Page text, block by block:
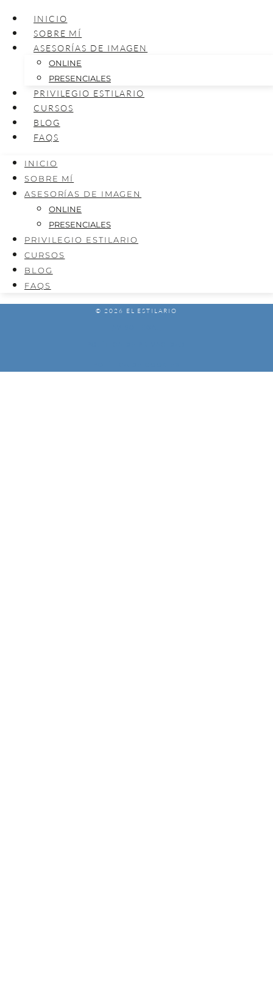
INICIO
SOBRE MÍ
ASESORÍAS DE IMAGEN
ONLINE
PRESENCIALES
PRIVILEGIO ESTILARIO
CURSOS
BLOG
FAQS
INICIO
SOBRE MÍ
ASESORÍAS DE IMAGEN
ONLINE
PRESENCIALES
PRIVILEGIO ESTILARIO
CURSOS
BLOG
FAQS
© 2026 EL ESTILARIO